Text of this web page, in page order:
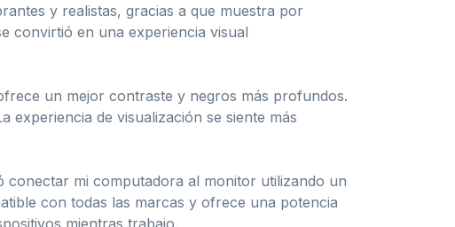
y realistas, gracias a que muestra por
convirtió en una experiencia visual
un mejor contraste y negros más profundos.
experiencia de visualización se siente más
conectar mi computadora al monitor utilizando un
con todas las marcas y ofrece una potencia
mientras trabajo.